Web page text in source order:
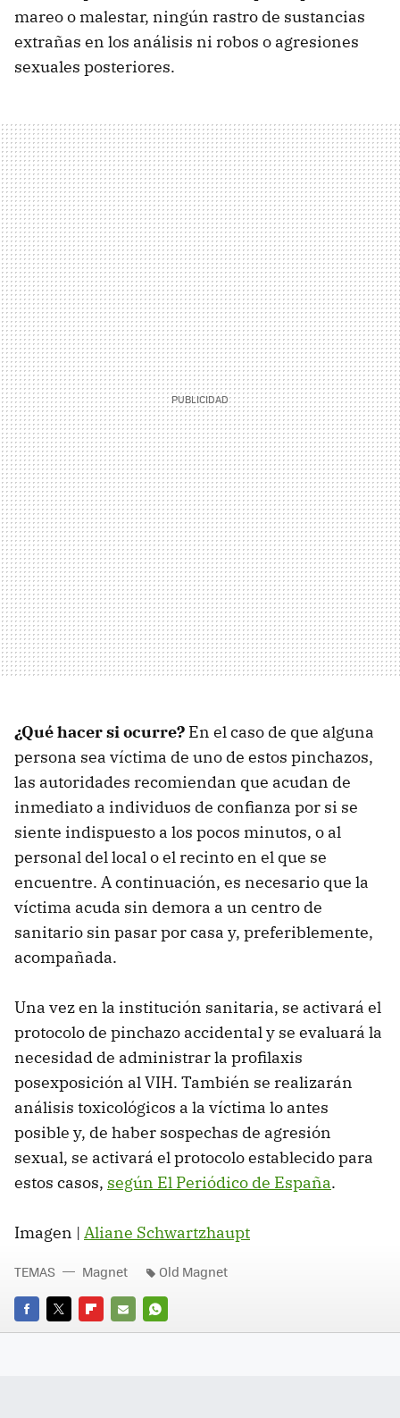
mareo o malestar, ningún rastro de sustancias
extrañas en los análisis ni robos o agresiones
sexuales posteriores.
¿Qué hacer si ocurre? En el caso de que alguna
persona sea víctima de uno de estos pinchazos,
las autoridades recomiendan que acudan de
inmediato a individuos de confianza por si se
siente indispuesto a los pocos minutos, o al
personal del local o el recinto en el que se
encuentre. A continuación, es necesario que la
víctima acuda sin demora a un centro de
sanitario sin pasar por casa y, preferiblemente,
acompañada.
Una vez en la institución sanitaria, se activará el
protocolo de pinchazo accidental y se evaluará la
necesidad de administrar la profilaxis
posexposición al VIH. También se realizarán
análisis toxicológicos a la víctima lo antes
posible y, de haber sospechas de agresión
sexual, se activará el protocolo establecido para
estos casos, según El Periódico de España.
Imagen | Aliane Schwartzhaupt
FACEBOOK
TWITTERFLIPBOARD
E-
WHATSAPP
TEMAS Magnet Old Magnet